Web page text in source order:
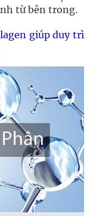
từ bên trong.
giúp duy trì